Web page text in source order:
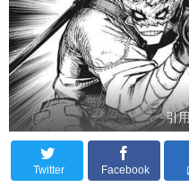
引
Twitter Facebook